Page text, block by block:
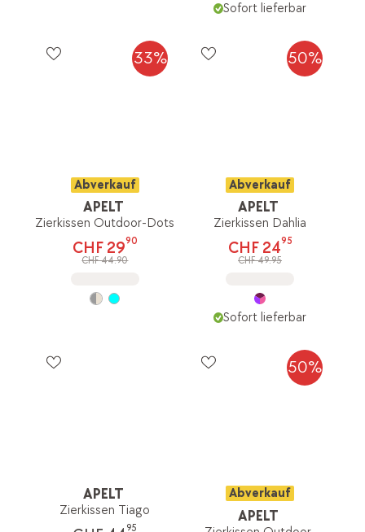
Sofort lieferbar
33%
Abverkauf
APELT
Zierkissen Outdoor-Dots
CHF 2990
CHF 44.90
50%
Abverkauf
APELT
Zierkissen Dahlia
CHF 2495
CHF 49.95
Sofort lieferbar
APELT
Zierkissen Tiago
95
50%
Abverkauf
APELT